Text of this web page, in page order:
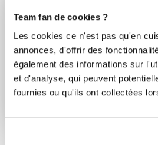
Team fan de cookies ?
Les cookies ce n'est pas qu'en
annonces, d'offrir des
également des informations sur
et d'analyse, qui peuvent
fournies ou qu'ils ont collectées